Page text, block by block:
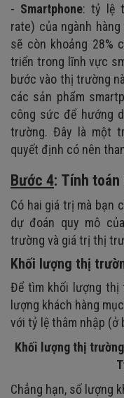
- Smartphone: tỷ lệ
rate) của ngành
sẽ còn khoảng 28%
triển trong lĩnh vực
bước vào thị trường
các sản phẩm
công sức để hướng
trường. Đây là một
quyết định có nên
Bước 4: Tính
Có hai giá trị mà bạn
dự đoán quy mô
trường và giá trị thị
Khối lượng thị
Để tìm khối lượng thị
lượng khách hàng
với tỷ lệ thâm nhập
Khối lượng thị
Chẳng hạn, số lượng